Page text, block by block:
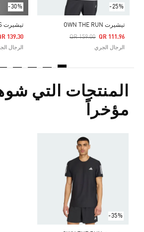
-25%
تيشيرت OWN THE RUN
Price Reduced From
QR 159.00
To QR 111.96
الرجال الجري
-30%
139.30
الرجال
المنتجات التي
مؤخراً
-35%